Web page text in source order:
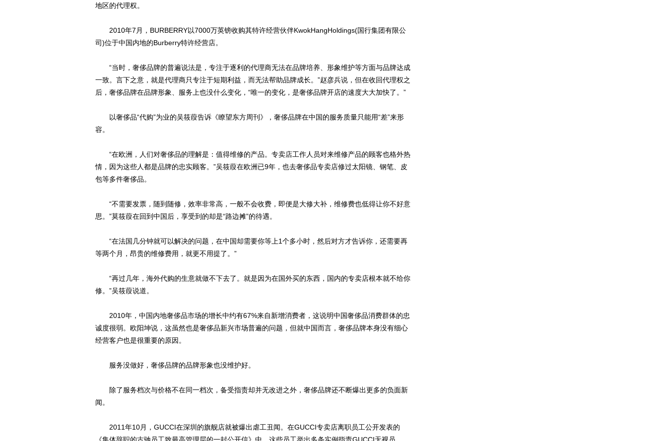
地区的代理权。
2010年7月，BURBERRY以7000万英镑收购其特许经营伙伴KwokHangHoldings(国行集团有限公
司)位于中国内地的Burberry特许经营店。
“当时，奢侈品牌的普遍说法是，专注于逐利的代理商无法在品牌培养、形象维护等方面与品牌达成
一致。言下之意，就是代理商只专注于短期利益，而无法帮助品牌成长。”赵彦兵说，但在收回代理权之
后，奢侈品牌在品牌形象、服务上也没什么变化，“唯一的变化，是奢侈品牌开店的速度大大加快了。”
以奢侈品“代购”为业的吴筱葭告诉《瞭望东方周刊》，奢侈品牌在中国的服务质量只能用“差”来形
容。
“在欧洲，人们对奢侈品的理解是：值得维修的产品。专卖店工作人员对来维修产品的顾客也格外热
情，因为这些人都是品牌的忠实顾客。”吴筱葭在欧洲已9年，也去奢侈品专卖店修过太阳镜、钢笔、皮
包等多件奢侈品。
“不需要发票，随到随修，效率非常高，一般不会收费，即便是大修大补，维修费也低得让你不好意
思。”莫筱葭在回到中国后，享受到的却是“路边摊”的待遇。
“在法国几分钟就可以解决的问题，在中国却需要你等上1个多小时，然后对方才告诉你，还需要再
等两个月，昂贵的维修费用，就更不用提了。”
“再过几年，海外代购的生意就做不下去了。就是因为在国外买的东西，国内的专卖店根本就不给你
修。”吴筱葭说道。
2010年，中国内地奢侈品市场的增长中约有67%来自新增消费者，这说明中国奢侈品消费群体的忠
诚度很弱。欧阳坤说，这虽然也是奢侈品新兴市场普遍的问题，但就中国而言，奢侈品牌本身没有细心
经营客户也是很重要的原因。
服务没做好，奢侈品牌的品牌形象也没维护好。
除了服务档次与价格不在同一档次，备受指责却并无改进之外，奢侈品牌还不断爆出更多的负面新
闻。
2011年10月，GUCCI在深圳的旗舰店就被爆出虐工丑闻。在GUCCI专卖店离职员工公开发表的